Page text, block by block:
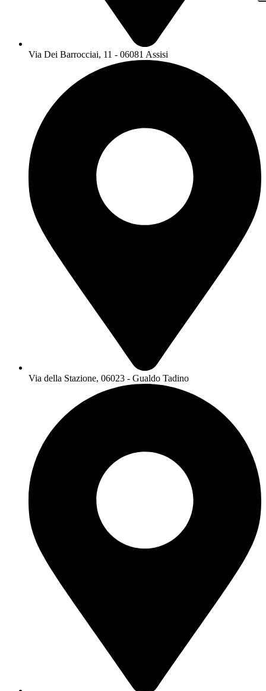
Via Dei Barrocciai, 11 - 06081 Assisi
Via della Stazione, 06023 - Gualdo Tadino